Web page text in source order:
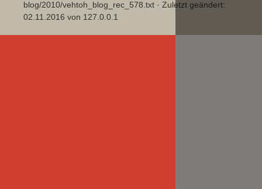
blog/2010/vehtoh_blog_rec_578.txt · Zuletzt geändert:
02.11.2016 von 127.0.0.1